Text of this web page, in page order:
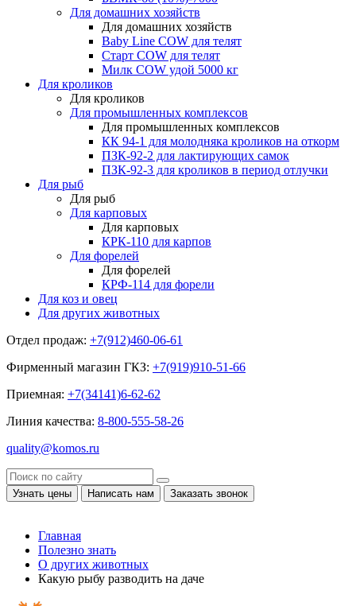
Для домашних хозяйств
Для домашних хозяйств
Baby Line COW для телят
Старт COW для телят
Милк COW удой 5000 кг
Для кроликов
Для кроликов
Для промышленных комплексов
Для промышленных комплексов
КК 94-1 для молодняка кроликов на откорм
ПЗК-92-2 для лактирующих самок
ПЗК-92-3 для кроликов в период отлучки
Для рыб
Для рыб
Для карповых
Для карповых
КРК-110 для карпов
Для форелей
Для форелей
КРФ-114 для форели
Для коз и овец
Для других животных
Отдел продаж: +7(912)460-06-61
Фирменный магазин ГКЗ: +7(919)910-51-66
Приемная: +7(34141)6-62-62
Линия качества: 8-800-555-58-26
quality@komos.ru
Узнать цены Написать нам Заказать звонок
Главная
Полезно знать
О других животных
Какую рыбу разводить на даче